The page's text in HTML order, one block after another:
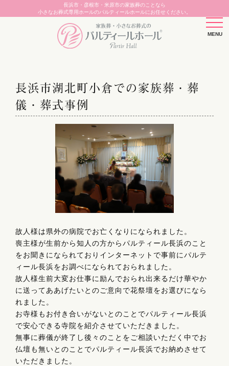
長浜市・彦根市・米原市の家族葬のことなら
小さなお葬式専用ホールのパルティールホールにお任せください。
長浜市湖北町小倉での家族葬・葬
儀・葬式事例
故人様は県外の病院でお亡くなりになられました。
喪主様が生前から知人の方からパルティール長浜のこと
をお聞きになられておりインターネットで事前にパルテ
ィール長浜をお調べになられておられました。
故人様生前大変お仕事に励んでおられ出来るだけ華やか
に送ってああげたいとのご意向で花祭壇をお選びになら
れました。
お寺様もお付き合いがないとのことでパルティール長浜
で安心できる寺院を紹介させていただきました。
無事に葬儀が終了し後々のことをご相談いただく中でお
仏壇も無いとのことでパルティール長浜でお納めさせて
いただきました。